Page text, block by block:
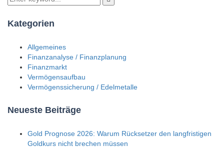
Kategorien
Allgemeines
Finanzanalyse / Finanzplanung
Finanzmarkt
Vermögensaufbau
Vermögenssicherung / Edelmetalle
Neueste Beiträge
Gold Prognose 2026: Warum Rücksetzer den langfristigen
Goldkurs nicht brechen müssen